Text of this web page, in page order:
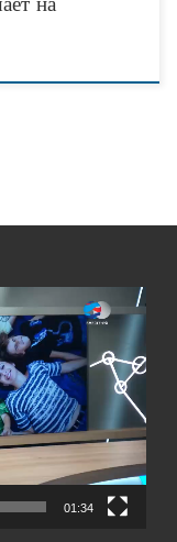
01:34